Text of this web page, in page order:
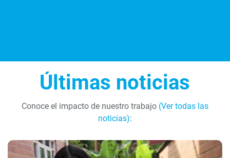
Últimas noticias
Conoce el impacto de nuestro trabajo(Ver todas las
noticias):